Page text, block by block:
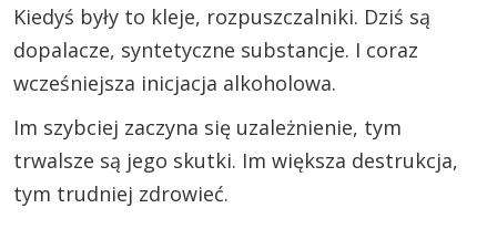
Kiedyś były to kleje, rozpuszczalniki. Dziś są
dopalacze, syntetyczne substancje. I coraz
wcześniejsza inicjacja alkoholowa.
Im szybciej zaczyna się uzależnienie, tym
trwalsze są jego skutki. Im większa destrukcja,
tym trudniej zdrowieć.